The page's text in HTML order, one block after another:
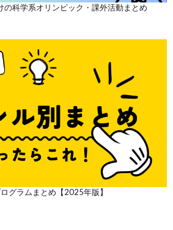
の科学系オリンピック・課外活動まとめ
グラムまとめ【2025年版】